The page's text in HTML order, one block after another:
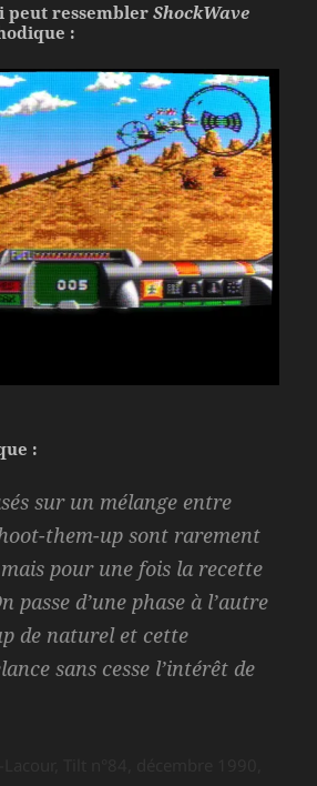
peut ressemblerShockWave
:
:
sur un mélange entre
them-up sont rarement
pour une fois la recette
passe d’une phase à l’autre
de naturel et cette
sans cesse l’intérêt de